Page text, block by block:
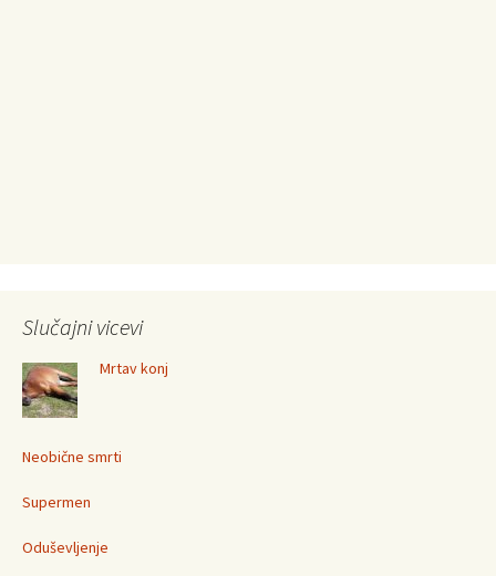
Slučajni vicevi
Mrtav konj
Neobične smrti
Supermen
Oduševljenje